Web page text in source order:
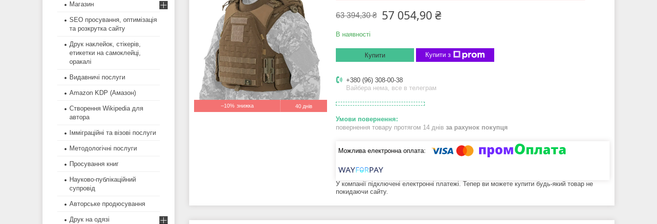
–10% 40 днів
63 394,30 ₴ 57 054,90 ₴
В наявності
Купити Купити з
+380 (96) 308-00-38
Вайбера нема, все в телеграм
повернення товару протягом 14 днів за рахунок покупця
У компанії підключені електронні платежі. Тепер ви можете купити будь-який товар не
покидаючи сайту.
Магазин
SEO просування, оптимізація
та розкрутка сайту
Друк наклейок, стікерів,
етикетки на самоклейці,
оракалі
Видавничі послуги
Amazon KDP (Амазон)
Створення Wikipedia для
автора
Імміграційні та візові послуги
Методологічні послуги
Просування книг
Науково-публікаційний
супровід
Авторське продюсування
Друк на одязі